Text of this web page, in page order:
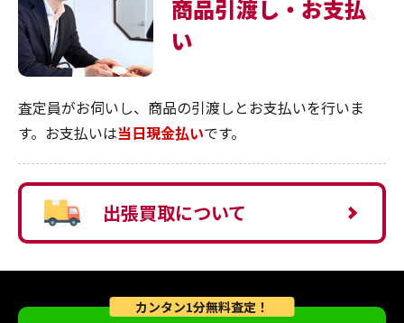
商品引渡し・お支払
い
査定員がお伺いし、商品の引渡しとお支払いを行いま
す。お支払いは当日現金払いです。
出張買取について
カンタン1分無料査定！